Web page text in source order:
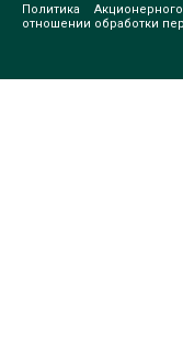
Политика
отношении обработки